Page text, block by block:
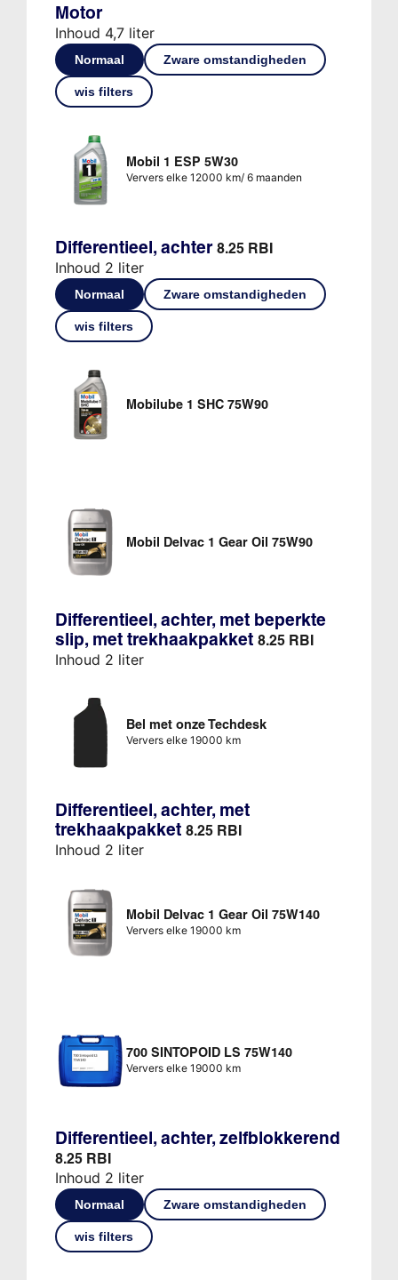
Motor
Inhoud 4,7 liter
Normaal Zware omstandigheden
wis filters
Mobil 1 ESP 5W30
Ververs elke 12000 km/ 6 maanden
Differentieel, achter 8.25 RBI
Inhoud 2 liter
Normaal Zware omstandigheden
wis filters
Mobilube 1 SHC 75W90
Mobil Delvac 1 Gear Oil 75W90
Differentieel, achter, met beperkte
slip, met trekhaakpakket 8.25 RBI
Inhoud 2 liter
Bel met onze Techdesk
Ververs elke 19000 km
Differentieel, achter, met
trekhaakpakket 8.25 RBI
Inhoud 2 liter
Mobil Delvac 1 Gear Oil 75W140
Ververs elke 19000 km
700 SINTOPOID LS 75W140
Ververs elke 19000 km
Differentieel, achter, zelfblokkerend
8.25 RBI
Inhoud 2 liter
Normaal Zware omstandigheden
wis filters